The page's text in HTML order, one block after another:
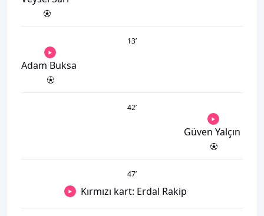
13’
Adam Buksa
42’
Güven Yalçın
47’
Kırmızı kart: Erdal Rakip